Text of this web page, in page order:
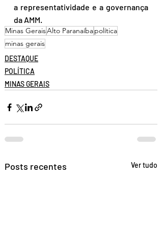
a representatividade e a governança
da AMM.
Minas GeraisAlto Paranaíbapolítica
minas gerais
DESTAQUE
POLÍTICA
MINAS GERAIS
Posts recentes Ver tudo